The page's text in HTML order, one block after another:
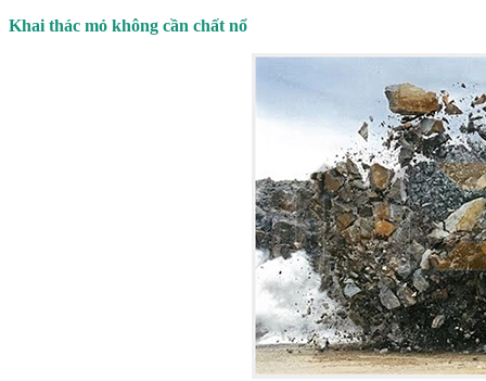
Khai thác mỏ không cần chất nổ